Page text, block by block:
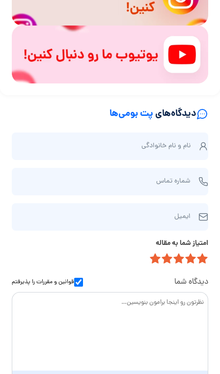
دیدگاه‌های پت بومی‌ها
ا
و
م‌
ا
ن
و
د
گ
نام و نام‌ خانوادگی
م
ر
ا
شماره تماس
ی
ی
ل
ایمیل
امتیاز شما به مقاله
دیدگاه شما قوانین و مقرراترا پذیرفتم